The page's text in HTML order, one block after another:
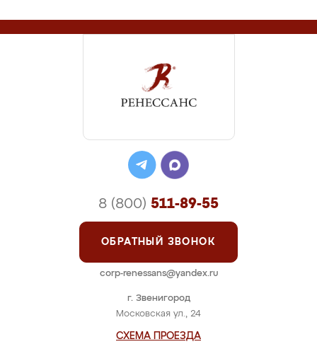
г. Звенигород
Московская ул., 24
СХЕМА ПРОЕЗДА
8 (800) 511-89-55
ОБРАТНЫЙ ЗВОНОК
corp-renessans@yandex.ru